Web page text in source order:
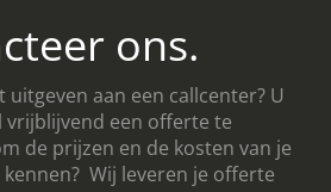
ons.
uitgeven aan een callcenter? U
vrijblijvend een offerte te
de prijzen en de kosten van je
Wij leveren je offerte